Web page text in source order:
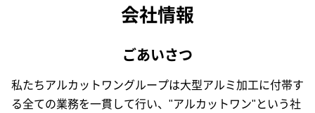
会社情報
ごあいさつ
私たちアルカットワングループは大型アルミ加工に付帯す
る全ての業務を一貫して行い、"アルカットワン"という社